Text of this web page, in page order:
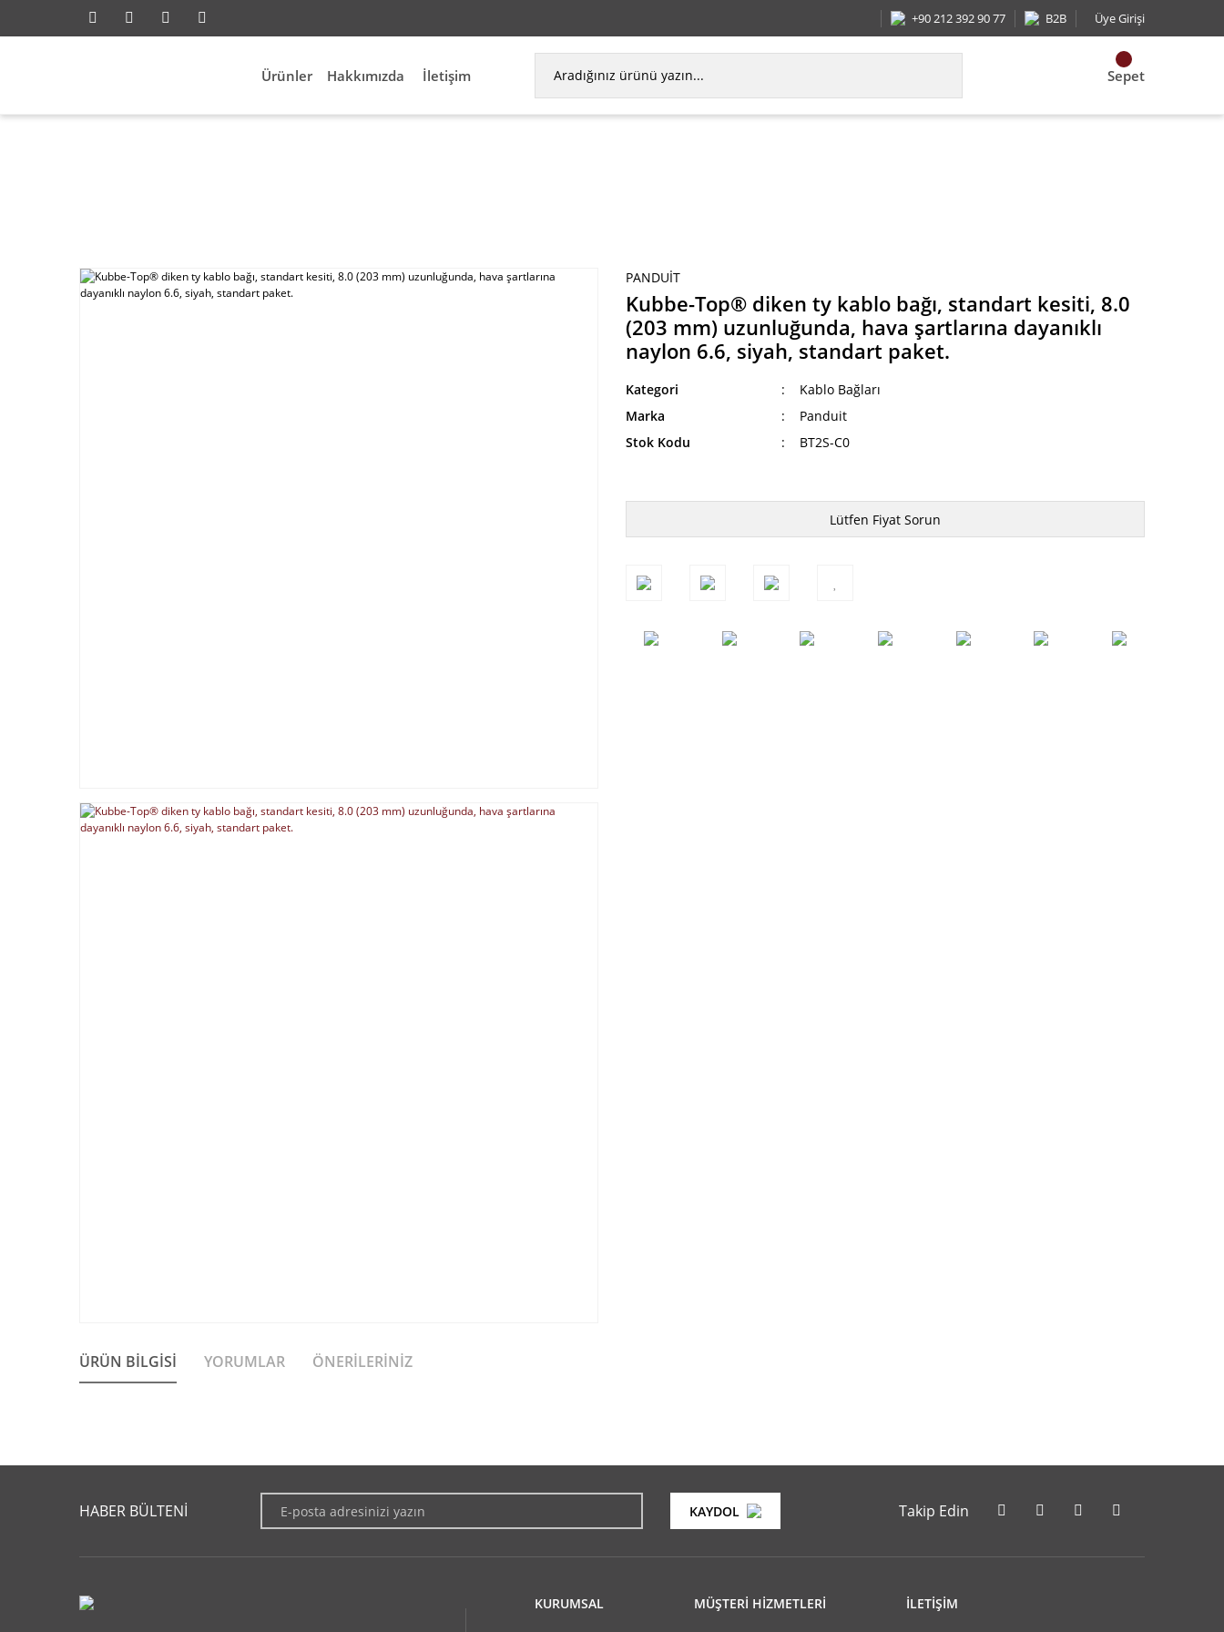
+90 212 392 90 77 B2B Üye Girişi
Ürünler Hakkımızda İletişim Sepet
PANDUIT
Kubbe-Top® diken ty kablo bağı, standart kesiti, 8.0
(203 mm) uzunluğunda, hava şartlarına dayanıklı
naylon 6.6, siyah, standart paket.
Kategori
Kablo Bağları
Marka
Panduit
Stok Kodu
BT2S-C0
Lütfen Fiyat Sorun
ÜRÜN BILGISI YORUMLAR ÖNERILERINIZ
Yorum Yaz
Görüş ve önerileriniz için teşekkür ederiz.
Ürün açıklamasında eksik bilgiler bulunuyor.
HABER BÜLTENİ KAYDOL Takip Edin
KURUMSAL MÜŞTERİ HİZMETLERİ İLETİŞİM